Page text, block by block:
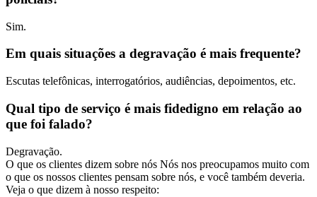
Sim.
Em quais situações a degravação é mais frequente?
Escutas telefônicas, interrogatórios, audiências, depoimentos, etc.
Qual tipo de serviço é mais fidedigno em relação ao
que foi falado?
Degravação.
O que os clientes dizem sobre nós Nós nos preocupamos muito com
o que os nossos clientes pensam sobre nós, e você também deveria.
Veja o que dizem à nosso respeito: